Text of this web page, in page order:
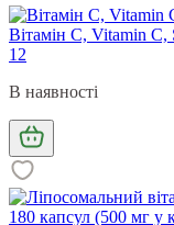
Вітамін С, Vitamin C,
12
В наявності